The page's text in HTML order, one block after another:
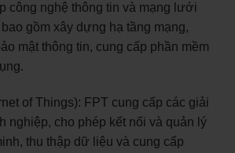
công nghệ thông tin và mạng lưới
gồm xây dựng hạ tầng mạng,
mật thông tin, cung cấp phần mềm
of Things): FPT cung cấp các giải
nghiệp, cho phép kết nối và quản lý
thu thập dữ liệu và cung cấp